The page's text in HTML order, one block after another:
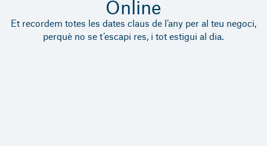
Online
Et recordem totes les dates claus de l’any per al teu negoci,
perquè no se t’escapi res, i tot estigui al dia.